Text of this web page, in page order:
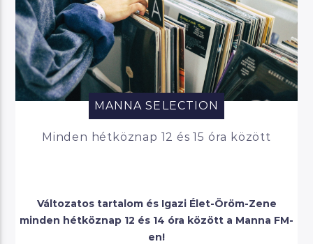
MANNA SELECTION
Minden hétköznap 12 és 15 óra között
Változatos tartalom és Igazi Élet-Öröm-Zene
minden hétköznap 12 és 14 óra között a Manna FM-
en!